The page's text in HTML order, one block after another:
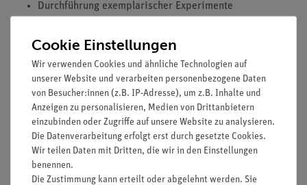
Durchführung exemplarischer Experimente
Hinweise bezüglich der notwendigen Wartung der
Die Schulung muss am Stück durchgeführt werden.
Cookie Einstellungen
Wir verwenden Cookies und ähnliche Technologien auf
unserer Website und verarbeiten personenbezogene Daten
von Besucher:innen (z.B. IP-Adresse), um z.B. Inhalte und
Anzeigen zu personalisieren, Medien von Drittanbietern
einzubinden oder Zugriffe auf unsere Website zu analysieren.
Die Datenverarbeitung erfolgt erst durch gesetzte Cookies.
Wir teilen Daten mit Dritten, die wir in den Einstellungen
benennen.
Die Zustimmung kann erteilt oder abgelehnt werden. Sie